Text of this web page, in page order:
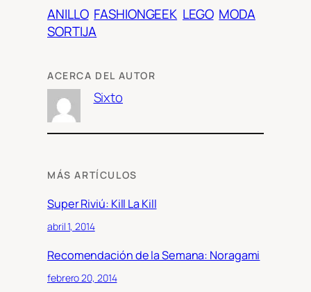
ANILLO FASHIONGEEK LEGO MODA
SORTIJA
ACERCA DEL AUTOR
Sixto
MÁS ARTÍCULOS
Super Riviú: Kill La Kill
abril 1, 2014
Recomendación de la Semana: Noragami
febrero 20, 2014